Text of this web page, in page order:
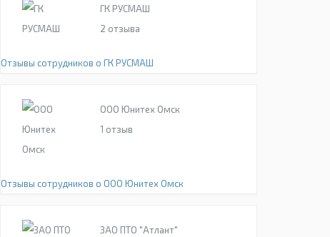
ГК РУСМАШ
2 отзыва
Отзывы сотрудников о ГК РУСМАШ
ООО Юнитех Омск
1 отзыв
Отзывы сотрудников о ООО Юнитех Омск
ЗАО ПТО "Атлант"